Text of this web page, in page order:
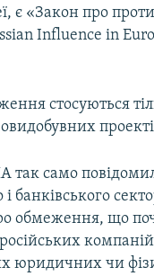
є «Закон про
Influence in
стосуються
так само
банківського
обмеження, що
юридичних чи